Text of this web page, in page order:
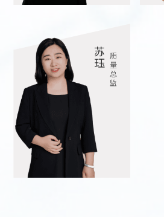
苏
珏 质
量
总
监